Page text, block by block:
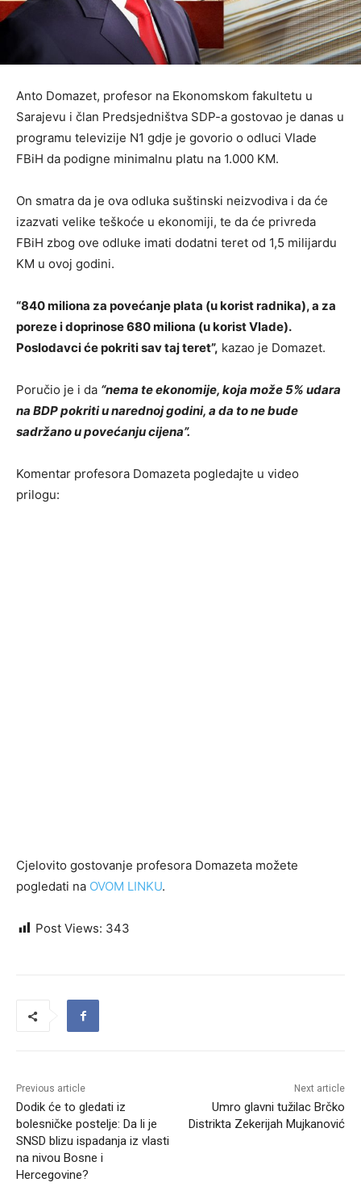
Anto Domazet, profesor na Ekonomskom fakultetu u
Sarajevu i član Predsjedništva SDP-a gostovao je danas u
programu televizije N1 gdje je govorio o odluci Vlade
FBiH da podigne minimalnu platu na 1.000 KM.
On smatra da je ova odluka suštinski neizvodiva i da će
izazvati velike teškoće u ekonomiji, te da će privreda
FBiH zbog ove odluke imati dodatni teret od 1,5 milijardu
KM u ovoj godini.
“840 miliona za povećanje plata (u korist radnika), a za
poreze i doprinose 680 miliona (u korist Vlade).
Poslodavci će pokriti sav taj teret”, kazao je Domazet.
Poručio je i da “nema te ekonomije, koja može 5% udara
na BDP pokriti u narednoj godini, a da to ne bude
sadržano u povećanju cijena”.
Komentar profesora Domazeta pogledajte u video
prilogu:
Cjelovito gostovanje profesora Domazeta možete
pogledati na OVOM LINKU.
Post Views: 343
Previous article
Dodik će to gledati iz
bolesničke postelje: Da li je
SNSD blizu ispadanja iz vlasti
na nivou Bosne i
Hercegovine?
Next article
Umro glavni tužilac Brčko
Distrikta Zekerijah Mujkanović